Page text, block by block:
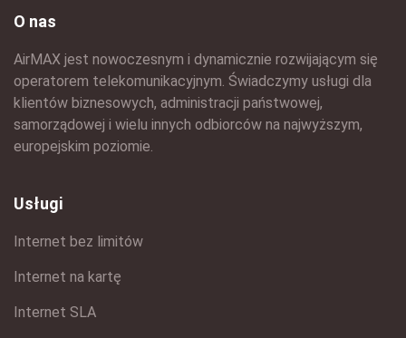
O nas
AirMAX jest nowoczesnym i dynamicznie rozwijającym się
operatorem telekomunikacyjnym. Świadczymy usługi dla
klientów biznesowych, administracji państwowej,
samorządowej i wielu innych odbiorców na najwyższym,
europejskim poziomie.
Usługi
Internet bez limitów
Internet na kartę
Internet SLA